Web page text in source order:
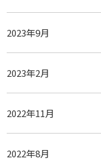
2023年9月
2023年2月
2022年11月
2022年8月